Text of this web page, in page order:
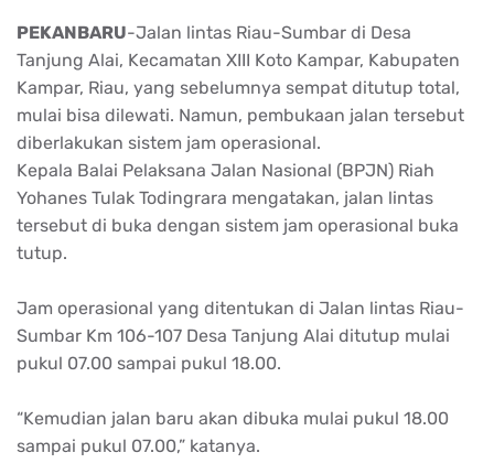
PEKANBARU-Jalan lintas Riau-Sumbar di Desa
Tanjung Alai, Kecamatan XIII Koto Kampar, Kabupaten
Kampar, Riau, yang sebelumnya sempat ditutup total,
mulai bisa dilewati. Namun, pembukaan jalan tersebut
diberlakukan sistem jam operasional.
Kepala Balai Pelaksana Jalan Nasional (BPJN) Riah
Yohanes Tulak Todingrara mengatakan, jalan lintas
tersebut di buka dengan sistem jam operasional buka
tutup.
Jam operasional yang ditentukan di Jalan lintas Riau-
Sumbar Km 106-107 Desa Tanjung Alai ditutup mulai
pukul 07.00 sampai pukul 18.00.
“Kemudian jalan baru akan dibuka mulai pukul 18.00
sampai pukul 07.00,” katanya.